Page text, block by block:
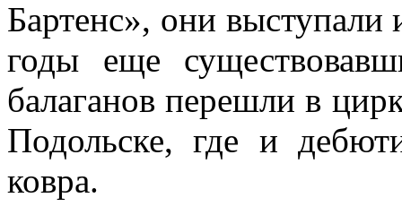
Бартенс», они выступали
годы еще
балаганов перешли в
Подольске, где и
ковра.